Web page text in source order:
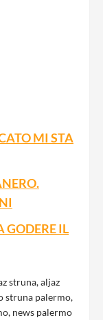
MI STA
GODERE IL
struna,aljaz
struna palermo,
, news palermo